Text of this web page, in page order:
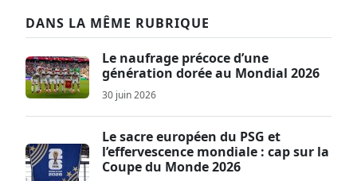
DANS LA MÊME RUBRIQUE
Le naufrage précoce d’une
génération dorée au Mondial 2026
30 juin 2026
Le sacre européen du PSG et
l’effervescence mondiale : cap sur la
Coupe du Monde 2026